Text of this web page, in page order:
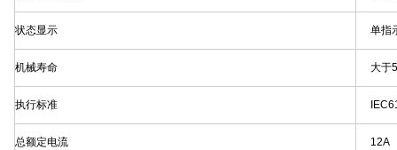
状态显示 单指
机械寿命 大于
执行标准
总额定电流 12A